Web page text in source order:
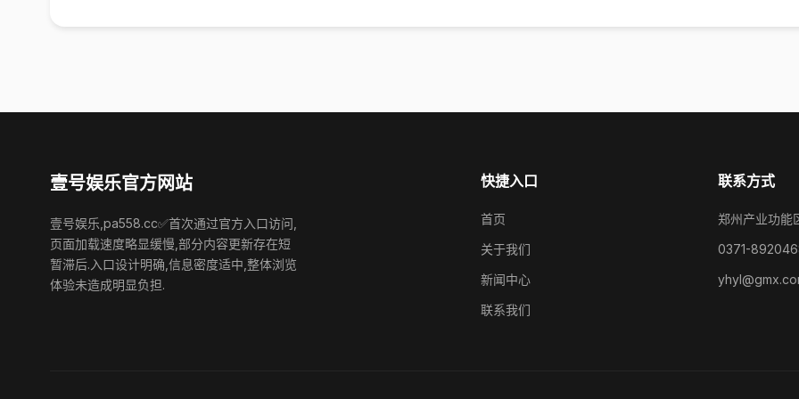
壹号娱乐官方网站
壹号娱乐,pa558.cc✅首次通过官方入口访问,
页面加载速度略显缓慢,部分内容更新存在短
暂滞后.入口设计明确,信息密度适中,整体浏览
体验未造成明显负担.
快捷入口
首页
关于我们
新闻中心
联系我们
联系方式
郑州产业功能
0371-